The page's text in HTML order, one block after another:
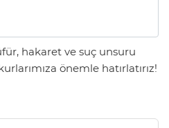
hakaret ve suç unsuru
önemle hatırlatırız!